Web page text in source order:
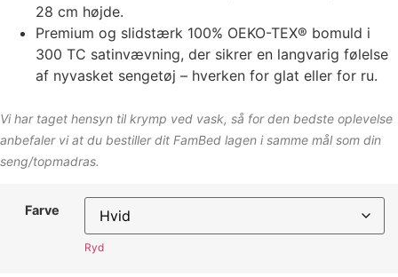
28 cm højde.
Premium og slidstærk 100% OEKO-TEX® bomuld i
300 TC satinvævning, der sikrer en langvarig følelse
af nyvasket sengetøj – hverken for glat eller for ru.
Vi har taget hensyn til krymp ved vask, så for den bedste oplevelse
anbefaler vi at du bestiller dit FamBed lagen i samme mål som din
seng/topmadras.
Farve
Ryd